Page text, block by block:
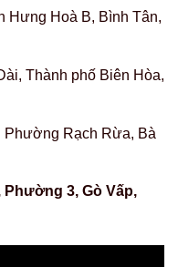
Hưng Hoà B, Bình Tân,
Thành phố Biên Hòa,
Rạch Rừa, Bà
3, Gò Vấp,